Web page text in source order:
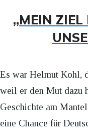
„MEIN
Es war Helmut Kohl,
weil er den Mut dazu
Geschichte am
eine Chance für